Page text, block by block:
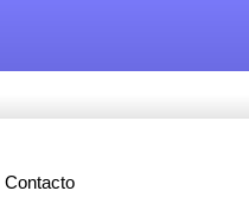
Contacto